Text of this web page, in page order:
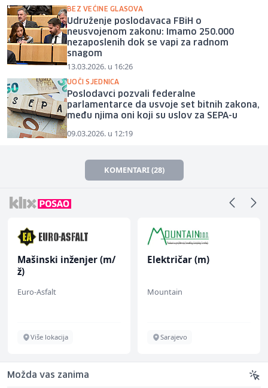
BEZ VEĆINE GLASOVA
Udruženje poslodavaca FBiH o
neusvojenom zakonu: Imamo 250.000
nezaposlenih dok se vapi za radnom
snagom
13.03.2026. u 16:26
UOČI SJEDNICA
Poslodavci pozvali federalne
parlamentarce da usvoje set bitnih zakona,
među njima oni koji su uslov za SEPA-u
09.03.2026. u 12:19
KOMENTARI (28)
Mašinski inženjer (m/
ž)
Euro-Asfalt
Više lokacija
Električar (m)
Mountain
Sarajevo
Možda vas zanima